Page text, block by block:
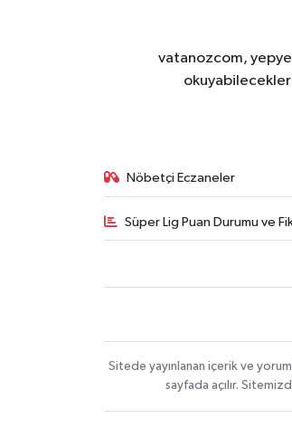
vatanozcom,
Nöbetçi Eczaneler
Süper Lig Puan Durumu ve
Sitede yayınlanan içerik ve
sayfada açılır.